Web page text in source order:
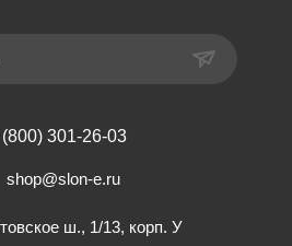
301-26-03
shop@slon-e.ru
ш., 1/13, корп. У